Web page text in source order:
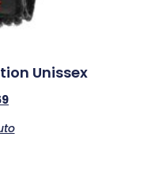
Unissex